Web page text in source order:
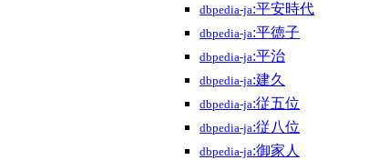
dbpedia-ja:平安時代
dbpedia-ja:平徳子
dbpedia-ja:平治
dbpedia-ja:建久
dbpedia-ja:従五位
dbpedia-ja:従八位
dbpedia-ja:御家人